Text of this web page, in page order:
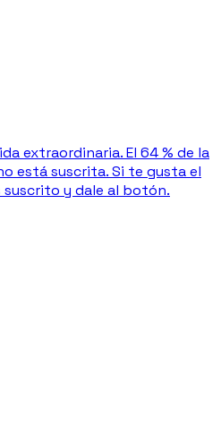
extraordinaria. El 64 % de la
está suscrita. Si te gusta el
y dale al botón.